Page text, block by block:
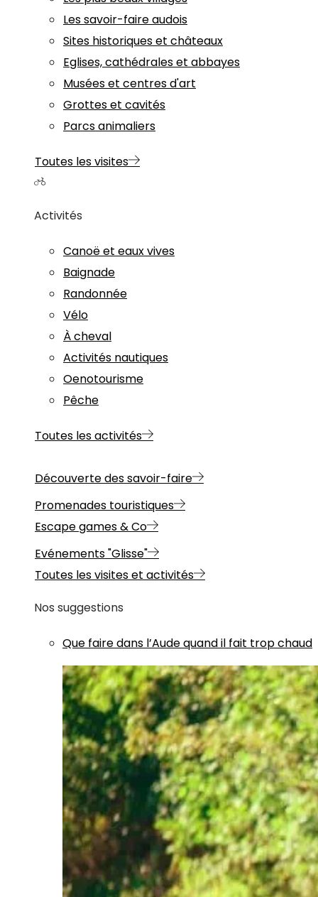
Les savoir-faire audois
Sites historiques et châteaux
Eglises, cathédrales et abbayes
Musées et centres d'art
Grottes et cavités
Parcs animaliers
Toutes les visites
Activités
Canoë et eaux vives
Baignade
Randonnée
Vélo
À cheval
Activités nautiques
Oenotourisme
Pêche
Toutes les activités
Découverte des savoir-faire
Promenades touristiques
Escape games & Co
Evénements "Glisse"
Toutes les visites et activités
Nos suggestions
Que faire dans l’Aude quand il fait trop chaud